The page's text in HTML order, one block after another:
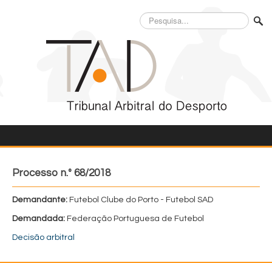
Pesquisa...
Processo n.º 68/2018
Demandante: Futebol Clube do Porto - Futebol SAD
Demandada: Federação Portuguesa de Futebol
Decisão arbitral